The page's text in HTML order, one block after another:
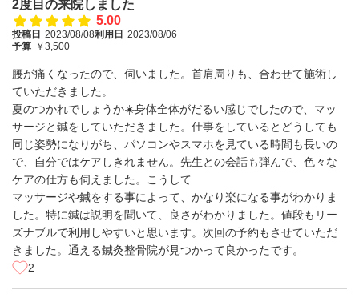
2度目の来院しました
5.00
投稿日 2023/08/08利用日 2023/08/06
予算 ￥3,500
腰が痛くなったので、伺いました。首肩周りも、合わせて施術し
ていただきました。
夏のつかれでしょうか☀️身体全体がだるい感じでしたので、マッ
サージと鍼をしていただきました。仕事をしているとどうしても
同じ姿勢になりがち、パソコンやスマホを見ている時間も長いの
で、自分ではケアしきれません。先生との会話も弾んで、色々な
ケアの仕方も伺えました。こうして
マッサージや鍼をする事によって、かなり楽になる事がわかりま
した。特に鍼は説明を聞いて、良さがわかりました。値段もリー
ズナブルで利用しやすいと思います。次回の予約もさせていただ
きました。通える鍼灸整骨院が見つかって良かったです。
2